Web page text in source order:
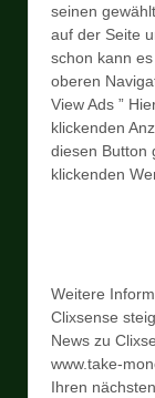
seinen
auf der Seite
schon kann
oberen
View Ads ”
klickenden
diesen Button
klickenden
Weitere
Clixsense
News zu
www.take-
Ihren